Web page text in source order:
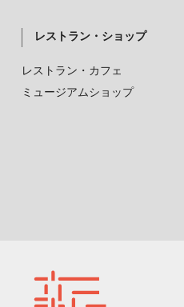
レストラン・ショップ
レストラン・カフェ
ミュージアムショップ